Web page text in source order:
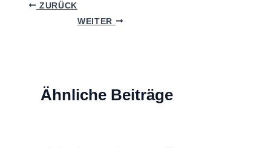
ZURÜCK
WEITER
Ähnliche Beiträge